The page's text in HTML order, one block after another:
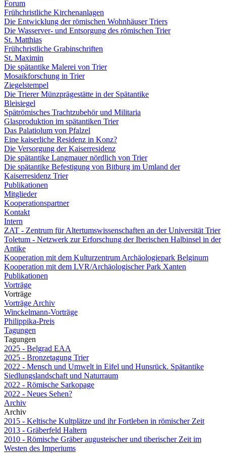
Forum
Frühchristliche Kirchenanlagen
Die Entwicklung der römischen Wohnhäuser Triers
Die Wasserver- und Entsorgung des römischen Trier
St. Matthias
Frühchristliche Grabinschriften
St. Maximin
Die spätantike Malerei von Trier
Mosaikforschung in Trier
Ziegelstempel
Die Trierer Münzprägestätte in der Spätantike
Bleisiegel
Spätrömisches Trachtzubehör und Militaria
Glasproduktion im spätantiken Trier
Das Palatiolum von Pfalzel
Eine kaiserliche Residenz in Konz?
Die Versorgung der Kaiserresidenz
Die spätantike Langmauer nördlich von Trier
Die spätantike Befestigung von Bitburg im Umland der
Kaiserresidenz Trier
Publikationen
Mitglieder
Kooperationspartner
Kontakt
Intern
ZAT - Zentrum für Altertumswissenschaften an der Universität Trier
Toletum - Netzwerk zur Erforschung der Iberischen Halbinsel in der
Antike
Kooperation mit dem Kulturzentrum Archäologiepark Belginum
Kooperation mit dem LVR/Archäologischer Park Xanten
Publikationen
Vorträge
Vorträge
Vorträge Archiv
Winckelmann-Vorträge
Philippika-Preis
Tagungen
Tagungen
2025 - Belgrad EAA
2025 - Bronzetagung Trier
2022 - Mensch und Umwelt in Eifel und Hunsrück. Spätantike
Siedlungslandschaft und Naturraum
2022 - Römische Sarkopage
2022 - Neues Sehen?
Archiv
Archiv
2015 - Keltische Kultplätze und ihr Fortleben in römischer Zeit
2013 - Gräberfeld Haltern
2010 - Römische Gräber augusteischer und tiberischer Zeit im
Westen des Imperiums